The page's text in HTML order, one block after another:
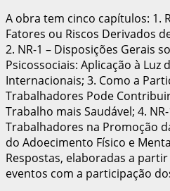
A obra tem cinco capítulos: 1.
Fatores ou Riscos Derivados
2. NR-1 – Disposições Gerais
Psicossociais: Aplicação à Luz
Internacionais; 3. Como a
Trabalhadores Pode
Trabalho mais Saudável; 4.
Trabalhadores na Promoção
do Adoecimento Físico e
Respostas, elaboradas a
eventos com a participação